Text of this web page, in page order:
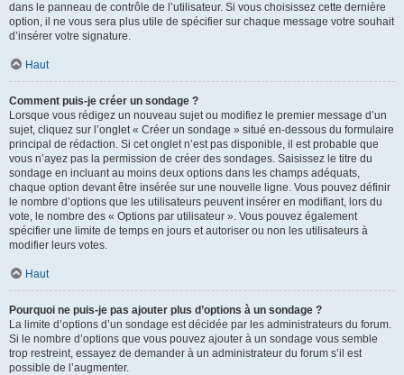
dans le panneau de contrôle de l’utilisateur. Si vous choisissez cette dernière
option, il ne vous sera plus utile de spécifier sur chaque message votre souhait
d’insérer votre signature.
Haut
Comment puis-je créer un sondage ?
Lorsque vous rédigez un nouveau sujet ou modifiez le premier message d’un
sujet, cliquez sur l’onglet « Créer un sondage » situé en-dessous du formulaire
principal de rédaction. Si cet onglet n’est pas disponible, il est probable que
vous n’ayez pas la permission de créer des sondages. Saisissez le titre du
sondage en incluant au moins deux options dans les champs adéquats,
chaque option devant être insérée sur une nouvelle ligne. Vous pouvez définir
le nombre d’options que les utilisateurs peuvent insérer en modifiant, lors du
vote, le nombre des « Options par utilisateur ». Vous pouvez également
spécifier une limite de temps en jours et autoriser ou non les utilisateurs à
modifier leurs votes.
Haut
Pourquoi ne puis-je pas ajouter plus d’options à un sondage ?
La limite d’options d’un sondage est décidée par les administrateurs du forum.
Si le nombre d’options que vous pouvez ajouter à un sondage vous semble
trop restreint, essayez de demander à un administrateur du forum s’il est
possible de l’augmenter.